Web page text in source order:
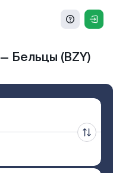
Бельцы (BZY)